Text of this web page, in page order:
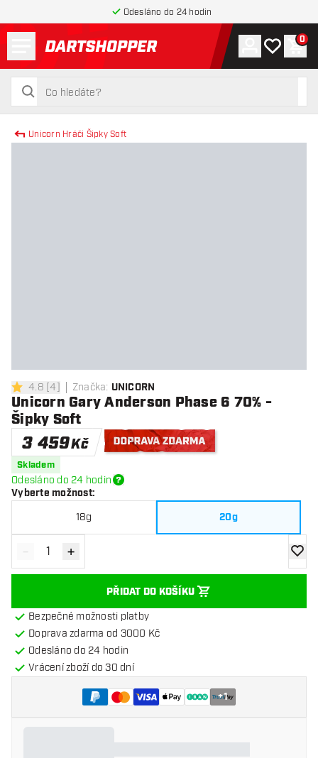
Odesláno do 24 hodin
Zpět na hlavní stránku
hledat
hledat
ÚčetMůj 0
Unicorn Hráči Šipky Soft
4.8 hodnoticí hvězdičky
4.8 [4] Značka: UNICORN
Unicorn Gary Anderson Phase 6 70% -
Šipky Soft
3 459Kč
Skladem
Odesláno do 24 hodin
Vyberte možnost:
18g 20g
Snížit množství
- Zvýšit množství
+
PŘIDAT DO KOŠÍKU
Bezpečné možnosti platby
Doprava zdarma od 3000 Kč
Odesláno do 24 hodin
Vrácení zboží do 30 dní
+1